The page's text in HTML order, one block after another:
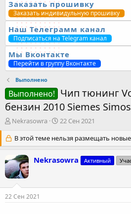
Заказать прошивку
Заказать индивидульную прошивку
Наш Телеграмм канал
Подписаться на Telegram канал
Мы Вконтакте
Перейти в группу Вконтакте
Выполнено
Выполнено! Чип тюнинг
бензин 2010 Siemes
А
т
о
р
т
е
Nekrasowra
Д
т
а
а
22 Сен 2021
В этой теме нельзя размещать
Nekrasowra Активный
22 Сен 2021